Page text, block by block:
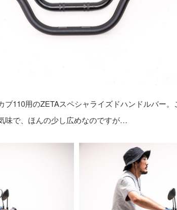
ブ110用のZETAスペシャライズドハンドルバー。
味で、ほんの少し広めなのですが…